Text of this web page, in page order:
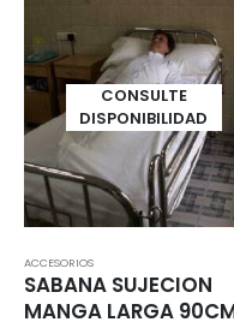
CONSULTE
DISPONIBILIDAD
ACCESORIOS
SABANA SUJECION
MANGA LARGA